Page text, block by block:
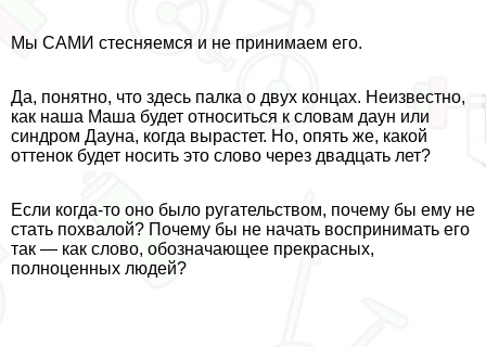
Мы САМИ стесняемся и не принимаем его.
Да, понятно, что здесь палка о двух концах. Неизвестно,
как наша Маша будет относиться к словам дayн или
синдром Дayна, когда вырастет. Но, опять же, какой
оттенок будет носить это слово через двадцать лет?
Если когда-то оно было ругательством, почему бы ему не
стать похвалой? Почему бы не начать воспринимать его
так — как слово, обозначающее прекрасных,
полноценных людей?